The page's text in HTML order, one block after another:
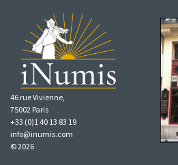
46 rue Vivienne,
75002 Paris
+33 (0)1 40 13 83 19
info@inumis.com
© 2026